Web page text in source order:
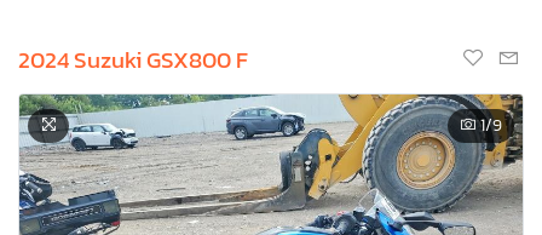
2024 Suzuki GSX800 F
1/9